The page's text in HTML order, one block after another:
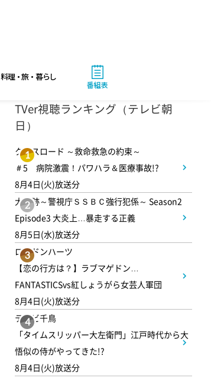
料理・旅・暮らし
番組表
TVer視聴ランキング（テレビ朝
日）
1
クロスロード ～救命救急の約束～
＃5 病院激震！パワハラ＆医療事故!?
8月4日(火)放送分
2
大追跡～警視庁ＳＳＢＣ強行犯係～ Season2
Episode3 大炎上…暴走する正義
8月5日(水)放送分
3
ロンドンハーツ
【恋の行方は？】ラブマゲドン…
FANTASTICSvs紅しょうがら女芸人軍団
8月4日(火)放送分
4
テレビ千鳥
「タイムスリッパー大左衛門」江戸時代から大
悟似の侍がやってきた!?
8月4日(火)放送分
あさ 4:00
軍9 #18
あさ 4:55
グッド!モーニング
あさ 8:00
羽鳥慎一モーニングショー
午前 9:55
有働由美子の健康案内人! 夏
こそ気をつけたい腰痛!ぎっく
り腰の予防&対策